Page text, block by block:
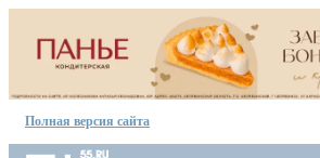
Полная версия сайта